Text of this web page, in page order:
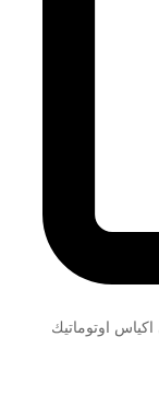
اوتوماتيك